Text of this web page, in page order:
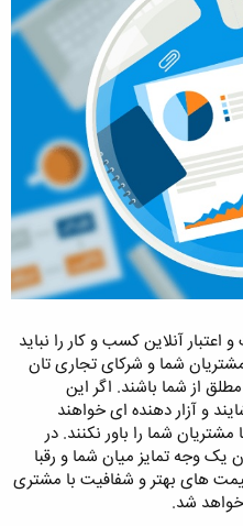
آنلاین کسب و کار را نباید
مشتریان شما و شرکای تجاری تان
از شما باشند. اگر این
و آزار دهنده ای خواهند
شما را باور نکنند. در
یک وجه تمایز میان شما و رقبا
قیمت های بهتر و شفافیت با مشتری
شد.